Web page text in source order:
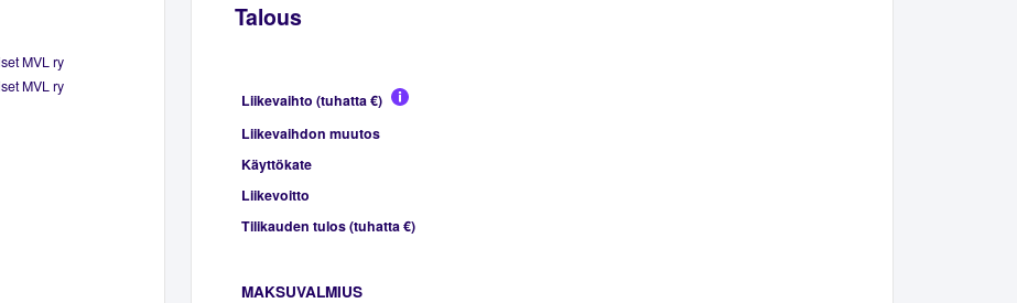
MVL ry
MVL ry
Talous
Liikevaihto (tuhatta €)
Liikevaihdon muutos
Käyttökate
Liikevoitto
Tilikauden tulos (tuhatta €)
MAKSUVALMIUS